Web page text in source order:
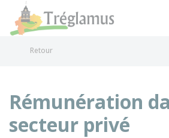
Retour
Rémunération
secteur privé